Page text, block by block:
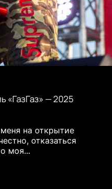
«ГазГаз» — 2025
на открытие
отказаться
моя...